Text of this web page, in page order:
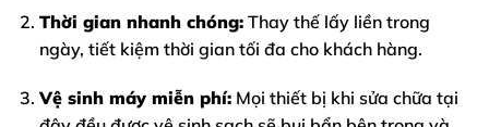
Thời gian nhanh chóng:Thay thế lấy liền trong
ngày, tiết kiệm thời gian tối đa cho khách hàng.
Vệ sinh máy miễn phí:Mọi thiết bị khi sửa chữa tại